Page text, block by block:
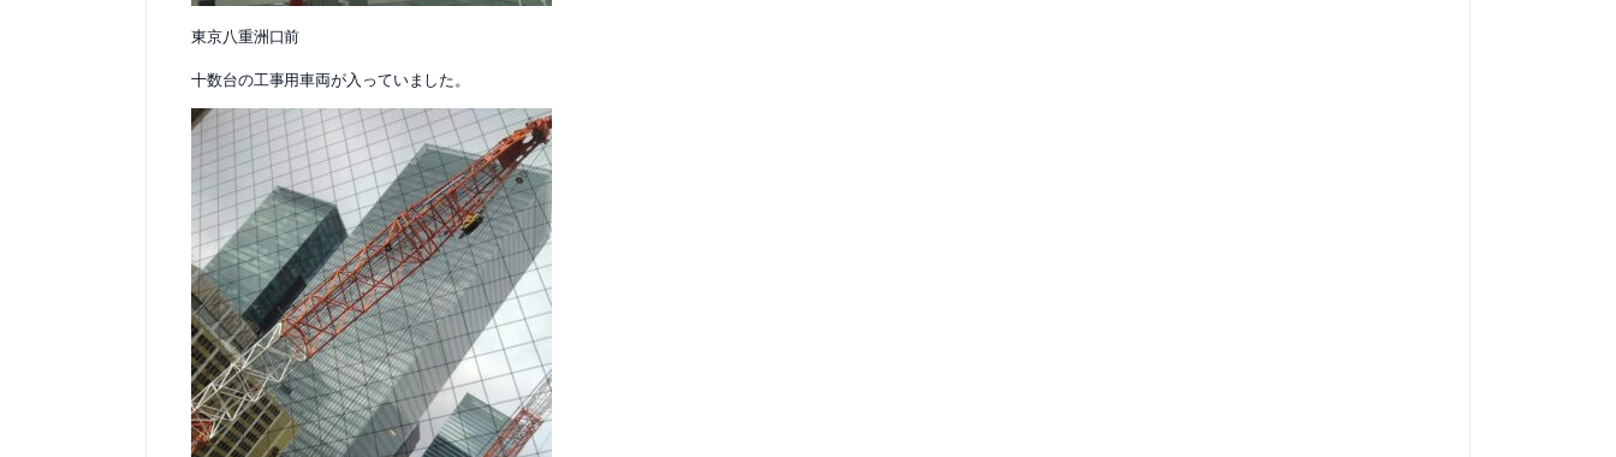
東京八重洲口前
十数台の工事用車両が入っていました。